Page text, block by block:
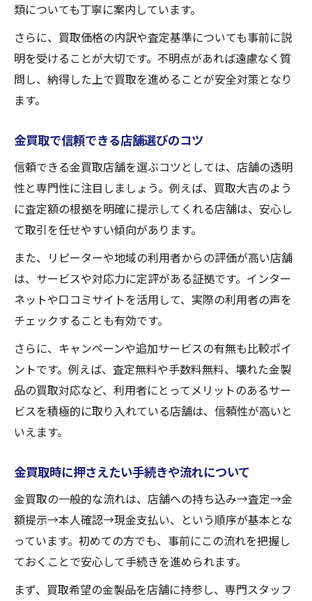
類についても丁寧に案内しています。
さらに、買取価格の内訳や査定基準についても事前に説
明を受けることが大切です。不明点があれば遠慮なく質
問し、納得した上で買取を進めることが安全対策となり
ます。
金買取で信頼できる店舗選びのコツ
信頼できる金買取店舗を選ぶコツとしては、店舗の透明
性と専門性に注目しましょう。例えば、買取大吉のよう
に査定額の根拠を明確に提示してくれる店舗は、安心し
て取引を任せやすい傾向があります。
また、リピーターや地域の利用者からの評価が高い店舗
は、サービスや対応力に定評がある証拠です。インター
ネットや口コミサイトを活用して、実際の利用者の声を
チェックすることも有効です。
さらに、キャンペーンや追加サービスの有無も比較ポイ
ントです。例えば、査定無料や手数料無料、壊れた金製
品の買取対応など、利用者にとってメリットのあるサー
ビスを積極的に取り入れている店舗は、信頼性が高いと
いえます。
金買取時に押さえたい手続きや流れについて
金買取の一般的な流れは、店舗への持ち込み→査定→金
額提示→本人確認→現金支払い、という順序が基本とな
っています。初めての方でも、事前にこの流れを把握し
ておくことで安心して手続きを進められます。
まず、買取希望の金製品を店舗に持参し、専門スタッフ